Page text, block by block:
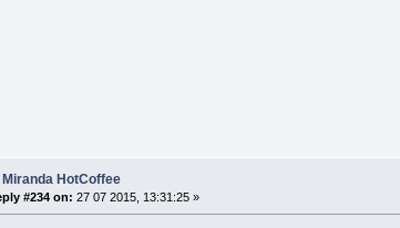
Miranda HotCoffee
#234 on: 27 07 2015, 13:31:25 »